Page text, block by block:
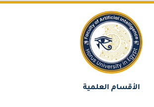
الأقسام العلمية